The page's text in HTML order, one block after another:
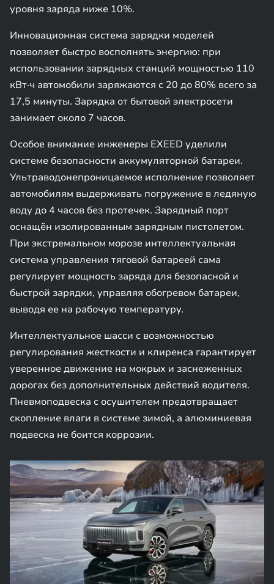
уровня заряда ниже 10%.
Инновационная система зарядки моделей
позволяет быстро восполнять энергию: при
использовании зарядных станций мощностью 110
кВт·ч автомобили заряжаются с 20 до 80% всего за
17,5 минуты. Зарядка от бытовой электросети
занимает около 7 часов.
Особое внимание инженеры EXEED уделили
системе безопасности аккумуляторной батареи.
Ультраводонепроницаемое исполнение позволяет
автомобилям выдерживать погружение в ледяную
воду до 4 часов без протечек. Зарядный порт
оснащён изолированным зарядным пистолетом.
При экстремальном морозе интеллектуальная
система управления тяговой батареей сама
регулирует мощность заряда для безопасной и
быстрой зарядки, управляя обогревом батареи,
выводя ее на рабочую температуру.
Интеллектуальное шасси с возможностью
регулирования жесткости и клиренса гарантирует
уверенное движение на мокрых и заснеженных
дорогах без дополнительных действий водителя.
Пневмоподвеска с осушителем предотвращает
скопление влаги в системе зимой, а алюминиевая
подвеска не боится коррозии.